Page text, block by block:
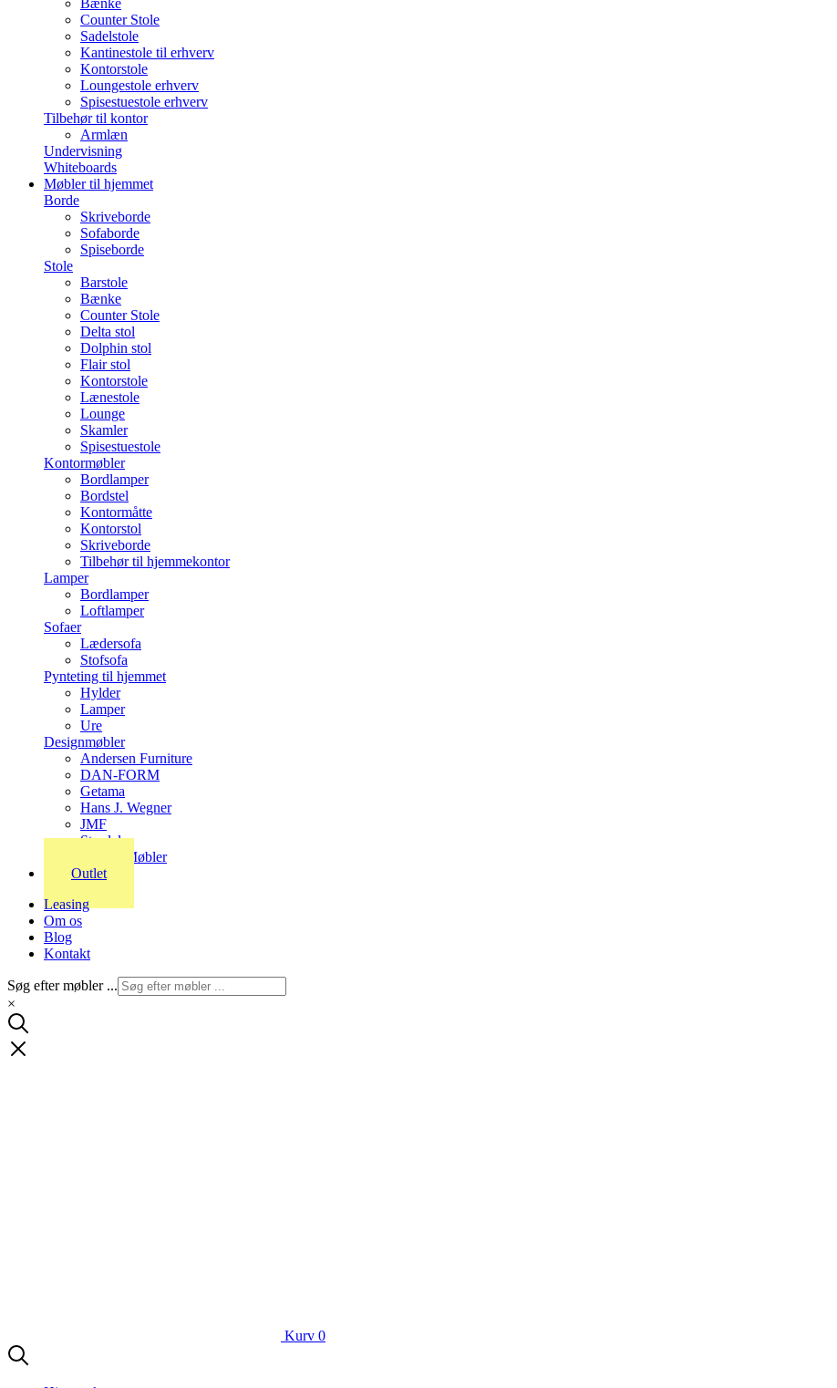
Bænke
Counter Stole
Sadelstole
Kantinestole til erhverv
Kontorstole
Loungestole erhverv
Spisestuestole erhverv
Tilbehør til kontor
Armlæn
Undervisning
Whiteboards
Møbler til hjemmet
Borde
Skriveborde
Sofaborde
Spiseborde
Stole
Barstole
Bænke
Counter Stole
Delta stol
Dolphin stol
Flair stol
Kontorstole
Lænestole
Lounge
Skamler
Spisestuestole
Kontormøbler
Bordlamper
Bordstel
Kontormåtte
Kontorstol
Skriveborde
Tilbehør til hjemmekontor
Lamper
Bordlamper
Loftlamper
Sofaer
Lædersofa
Stofsofa
Pynteting til hjemmet
Hylder
Lamper
Ure
Designmøbler
Andersen Furniture
DAN-FORM
Getama
Hans J. Wegner
JMF
Stordal
Stouby Møbler
Outlet
Leasing
Om os
Blog
Kontakt
Søg efter møbler ...
×
Kurv 0